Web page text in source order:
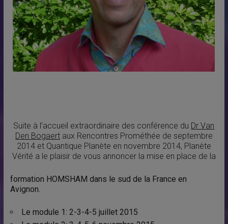
Suite à l’accueil extraordinaire des conférence du Dr Van
Den Bogaertaux Rencontres Prométhée de septembre
2014 et Quantique Planète en novembre 2014, Planète
Vérité a le plaisir de vous annoncer la mise en place de la
formation HOMSHAM dans le sud de la France en
Avignon.
Le module 1: 2-3-4-5 juillet 2015